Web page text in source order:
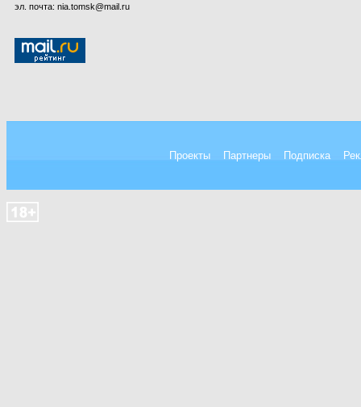
эл. почта: nia.tomsk@mail.ru
Проекты Партнеры Подписка